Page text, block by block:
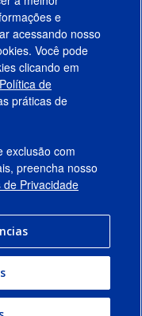
e
acessando nosso
Você pode
clicando em
Política de
práticas de
exclusão com
preencha nosso
de Privacidade